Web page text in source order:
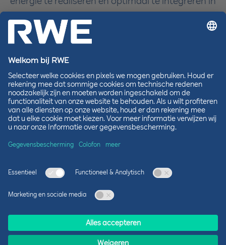
RWE de aanbesteding van dit offshore project
voor de Nederlandse kust dankzij een uniek
systeemintegratieconcept waarbij de productie
van wind op zee gecombineerd wordt met de
opwekking van groene waterstof en andere
oplossingen zoals batterijopslag.
Roger Miesen, CEO RWE Generation en Country
Chair RWE Nederland: “Met het groeiende
elektriciteitsproductie neemt ook de vraag naar
flexibele batterijopslag toe. Met dit
het ontwikkelen van energieopslagsystemen op
de Nederlandse energiemarkt en draagt het